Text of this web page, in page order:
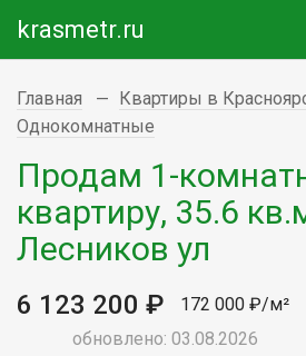
krasmetr.ru
Главная
Квартиры в
Однокомнатные
Продам 1-
квартиру, 35.6
Лесников ул
6 123 200 ₽
172 000 ₽/м²
обновлено: 03.08.2026